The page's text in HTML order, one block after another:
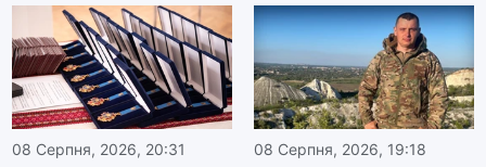
08 Серпня, 2026, 20:31 08 Серпня, 2026, 19:18